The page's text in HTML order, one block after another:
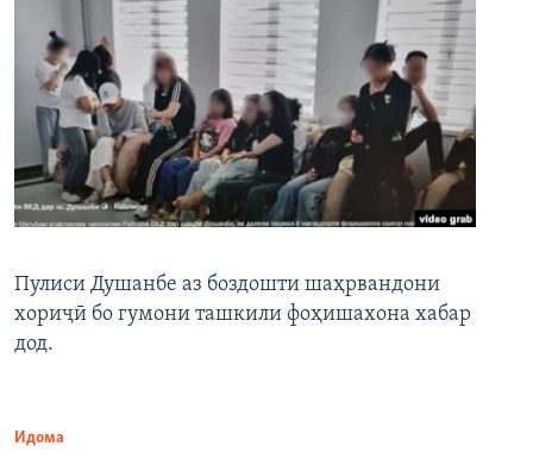
Пулиси Душанбе аз боздошти шаҳрвандони
хориҷӣ бо гумони ташкили фоҳишахона хабар
дод.
Идома